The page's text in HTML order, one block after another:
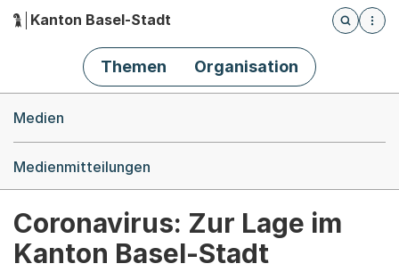
Hauptnavigation
Kanton Basel-Stadt
Öffnet
Themen Organisation
Medien
Medienmitteilungen
Coronavirus: Zur Lage im
Kanton Basel-Stadt